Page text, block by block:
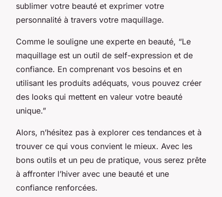
sublimer votre beauté et exprimer votre
personnalité à travers votre maquillage.
Comme le souligne une experte en beauté, “Le
maquillage est un outil de self-expression et de
confiance. En comprenant vos besoins et en
utilisant les produits adéquats, vous pouvez créer
des looks qui mettent en valeur votre beauté
unique.”
Alors, n’hésitez pas à explorer ces tendances et à
trouver ce qui vous convient le mieux. Avec les
bons outils et un peu de pratique, vous serez prête
à affronter l’hiver avec une beauté et une
confiance renforcées.